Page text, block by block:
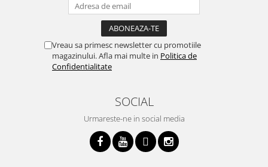
Vreau sa primesc newsletter cu promotiile
magazinului. Afla mai multe in Politica de
Confidentialitate
SOCIAL
Urmareste-ne in social media